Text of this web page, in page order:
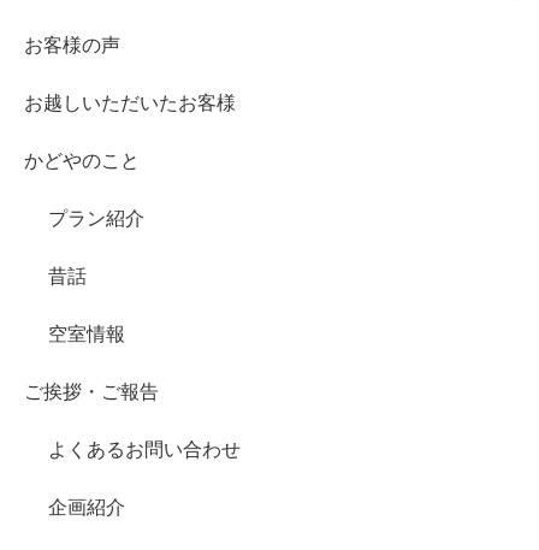
お客様の声
お越しいただいたお客様
かどやのこと
プラン紹介
昔話
空室情報
ご挨拶・ご報告
よくあるお問い合わせ
企画紹介